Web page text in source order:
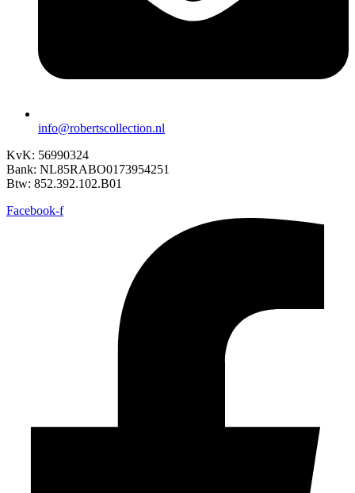
info@robertscollection.nl
KvK: 56990324
Bank: NL85RABO0173954251
Btw: 852.392.102.B01
Facebook-f